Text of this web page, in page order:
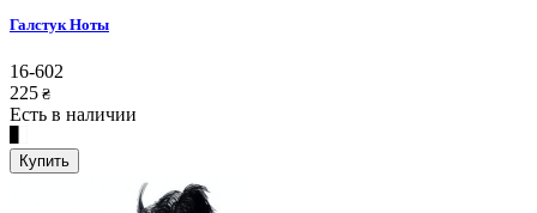
Галстук Ноты
16-602
225 ₴
Есть в наличии
Купить